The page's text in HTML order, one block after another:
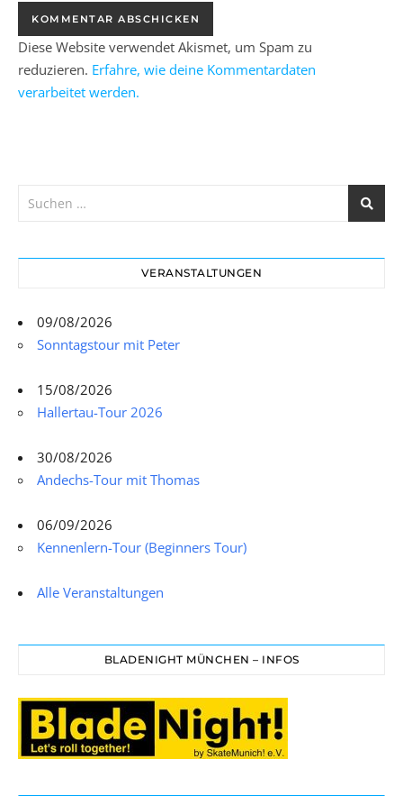
Diese Website verwendet Akismet, um Spam zu
reduzieren. Erfahre, wie deine Kommentardaten
verarbeitet werden.
VERANSTALTUNGEN
09/08/2026
Sonntagstour mit Peter
15/08/2026
Hallertau-Tour 2026
30/08/2026
Andechs-Tour mit Thomas
06/09/2026
Kennenlern-Tour (Beginners Tour)
Alle Veranstaltungen
BLADENIGHT MÜNCHEN – INFOS